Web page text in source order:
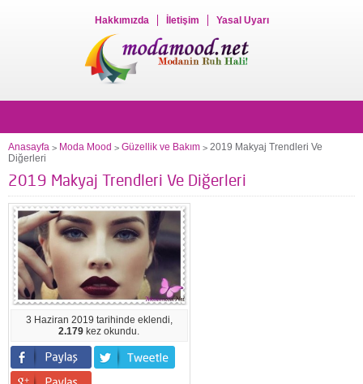
Hakkımızda İletişim Yasal Uyarı
Anasayfa > Moda Mood > Güzellik ve Bakım > 2019 Makyaj Trendleri Ve
Diğerleri
2019 Makyaj Trendleri Ve Diğerleri
3 Haziran 2019 tarihinde eklendi,
2.179 kez okundu.